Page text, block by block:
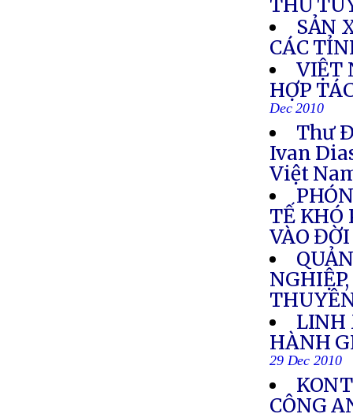
THỦ
SẢN
CÁC
VIỆT
HỢP
Dec 2010
Thư
Ivan
Việt
TẾ KHÓ
VÀO
LINH
HÀNH
29 Dec 2010
CÔNG